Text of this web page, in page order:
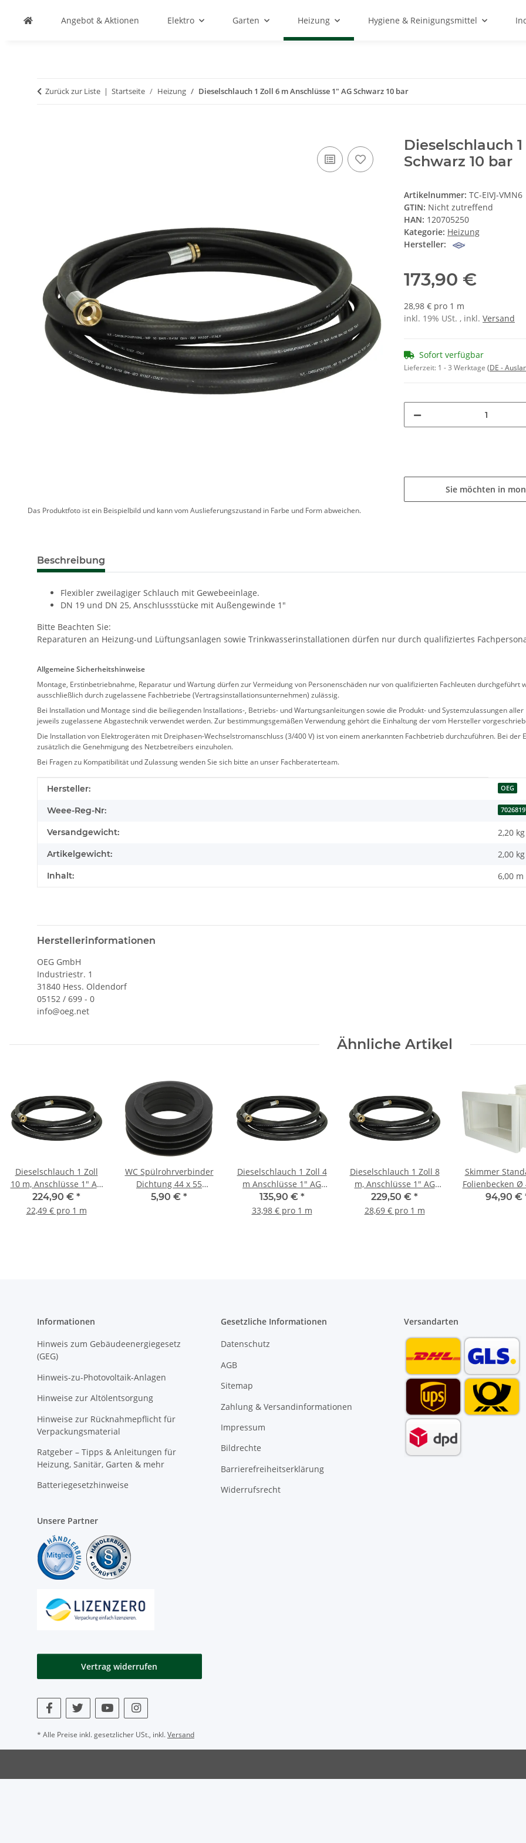
Angebot & Aktionen Elektro Garten Heizung Hygiene & Reinigungsmittel
Zurück zur Liste Startseite Heizung Dieselschlauch 1 Zoll 6 m Anschlüsse 1" AG Schwarz 10 bar
Das Produktfoto ist ein Beispielbild und kann vom Auslieferungszustand in Farbe und Form abweichen.
Dieselschlauch
Schwarz 10 bar
Artikelnummer: TC-EIVJ-VMN6
GTIN: Nicht zutreffend
HAN: 120705250
Kategorie: Heizung
Hersteller:
173,90 €
28,98 € pro 1 m
inkl. 19% USt. , inkl. Versand
Sofort verfügbar
Lieferzeit: 1 - 3 Werktage (DE -
Sie möchten in
Beschreibung
Flexibler zweilagiger Schlauch mit Gewebeeinlage.
DN 19 und DN 25, Anschlussstücke mit Außengewinde 1"
Bitte Beachten Sie:
Reparaturen an Heizung-und Lüftungsanlagen sowie Trinkwasserinstallationen dürfen nur durch qualifiziertes
Allgemeine Sicherheitshinweise
Montage, Erstinbetriebnahme, Reparatur und Wartung dürfen zur Vermeidung von Personenschäden nur von qualifizierten Fachleuten durchgeführt
ausschließlich durch zugelassene Fachbetriebe (Vertragsinstallationsunternehmen) zulässig.
Bei Installation und Montage sind die beiliegenden Installations-, Betriebs- und Wartungsanleitungen sowie die Produkt- und Systemzulassungen
jeweils zugelassene Abgastechnik verwendet werden. Zur bestimmungsgemäßen Verwendung gehört die Einhaltung der vom Hersteller
Die Installation von Elektrogeräten mit Dreiphasen-Wechselstromanschluss (3/400 V) ist von einem anerkannten Fachbetrieb durchzuführen. Bei
zusätzlich die Genehmigung des Netzbetreibers einzuholen.
Bei Fragen zu Kompatibilität und Zulassung wenden Sie sich bitte an unser Fachberaterteam.
Produkteigenschaft
Wert
Hersteller: OEG
Weee-Reg-Nr:
Versandgewicht: 2,20 kg
Artikelgewicht: 2,00 kg
Inhalt: 6,00 m
Herstellerinformationen
OEG GmbH
Industriestr. 1
31840 Hess. Oldendorf
05152 / 699 - 0
info@oeg.net
Ähnliche Artikel
Dieselschlauch 1 Zoll
10 m, Anschlüsse 1" AG
Schwarz 10 bar
224,90 € *
22,49 € pro 1 m
WC Spülrohrverbinder
Dichtung 44 x 55
Spülrohrinnenverbinder
5,90 € *
Dieselschlauch 1 Zoll 4
m Anschlüsse 1" AG
Schwarz 10 bar
135,90 € *
33,98 € pro 1 m
Dieselschlauch 1 Zoll 8
m, Anschlüsse 1" AG
Schwarz 10 bar
229,50 € *
28,69 € pro 1 m
Skimmer
Folienbecken Ø
94,90 €
Informationen
Hinweis zum Gebäudeenergiegesetz
(GEG)
Hinweis-zu-Photovoltaik-Anlagen
Hinweise zur Altölentsorgung
Hinweise zur Rücknahmepflicht für
Verpackungsmaterial
Ratgeber – Tipps & Anleitungen für
Heizung, Sanitär, Garten & mehr
Batteriegesetzhinweise
Gesetzliche Informationen
Datenschutz
AGB
Sitemap
Zahlung & Versandinformationen
Impressum
Bildrechte
Barrierefreiheitserklärung
Widerrufsrecht
Versandarten
Unsere Partner
Vertrag widerrufen
* Alle Preise inkl. gesetzlicher USt., inkl.Versand